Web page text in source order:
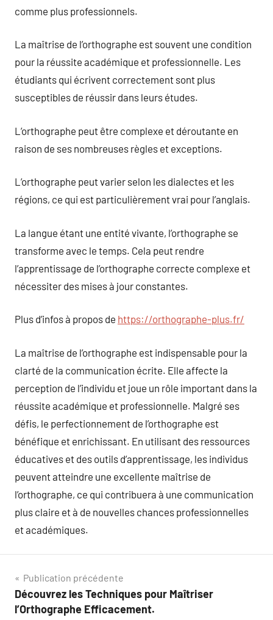
comme plus professionnels.
La maîtrise de l’orthographe est souvent une condition
pour la réussite académique et professionnelle. Les
étudiants qui écrivent correctement sont plus
susceptibles de réussir dans leurs études.
L’orthographe peut être complexe et déroutante en
raison de ses nombreuses règles et exceptions.
L’orthographe peut varier selon les dialectes et les
régions, ce qui est particulièrement vrai pour l’anglais.
La langue étant une entité vivante, l’orthographe se
transforme avec le temps. Cela peut rendre
l’apprentissage de l’orthographe correcte complexe et
nécessiter des mises à jour constantes.
Plus d’infos à propos de https://orthographe-plus.fr/
La maîtrise de l’orthographe est indispensable pour la
clarté de la communication écrite. Elle affecte la
perception de l’individu et joue un rôle important dans la
réussite académique et professionnelle. Malgré ses
défis, le perfectionnement de l’orthographe est
bénéfique et enrichissant. En utilisant des ressources
éducatives et des outils d’apprentissage, les individus
peuvent atteindre une excellente maîtrise de
l’orthographe, ce qui contribuera à une communication
plus claire et à de nouvelles chances professionnelles
et académiques.
Navigation
de
Publication précédente
Découvrez les Techniques pour Maîtriser
l’Orthographe Efficacement.